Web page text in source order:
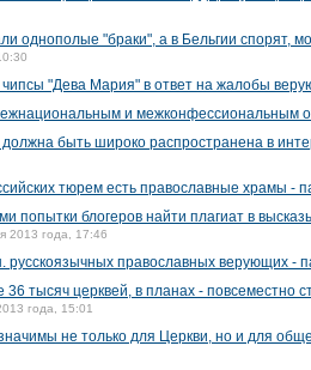
однополые "браки", а в Бельгии спорят,
"Дева Мария" в ответ на жалобы
и межконфессиональным
быть широко распространена в
тюрем есть православные храмы -
попытки блогеров найти плагиат в
2013 года, 17:46
русскоязычных православных верующих -
36 тысяч церквей, в планах - повсеместно
года, 15:01
не только для Церкви, но и для